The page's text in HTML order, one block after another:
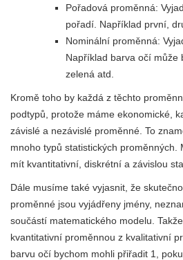
Pořadová proměnná:
pořadí. Například první,
Nominální proměnná:
Například barva očí může
zelená atd.
Kromě toho by každá z těchto
podtypů, protože máme ekonomické,
závislé a nezávislé proměnné. To
mnoho typů statistických proměnných.
mít kvantitativní, diskrétní a závislou
Dále musíme také vyjasnit, že
proměnné jsou vyjádřeny jmény,
součástí matematického modelu.
kvantitativní proměnnou z kvalitativní
barvu očí bychom mohli přiřadit 1,